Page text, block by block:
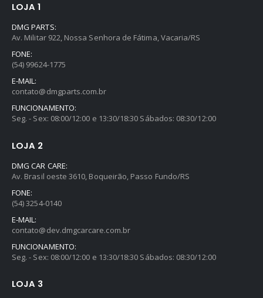
LOJA 1
DMG PARTS:
Av. Militar 922, Nossa Senhora de Fátima, Vacaria/RS
FONE:
(54) 99624-1775
E-MAIL:
contato@dmgparts.com.br
FUNCIONAMENTO:
Seg. - Sex: 08:00/12:00 e 13:30/18:30 Sábados: 08:30/12:00
LOJA 2
DMG CAR CARE:
Av. Brasil oeste 3610, Boqueirão, Passo Fundo/RS
FONE:
(54) 3254-0140
E-MAIL:
contato@dev.dmgcarcare.com.br
FUNCIONAMENTO:
Seg. - Sex: 08:00/12:00 e 13:30/18:30 Sábados: 08:30/12:00
LOJA 3